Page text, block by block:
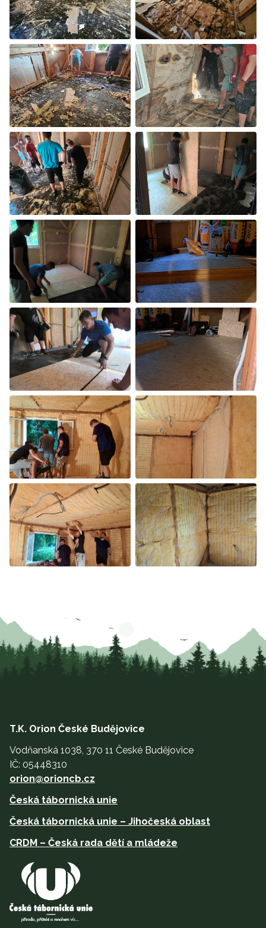
T.K. Orion České Budějovice
Vodňanská 1038, 370 11 České Budějovice
IČ: 05448310
orion@orioncb.cz
Česká tábornická unie
Česká tábornická unie – Jihočeská oblast
CRDM – Česká rada dětí a mládeže